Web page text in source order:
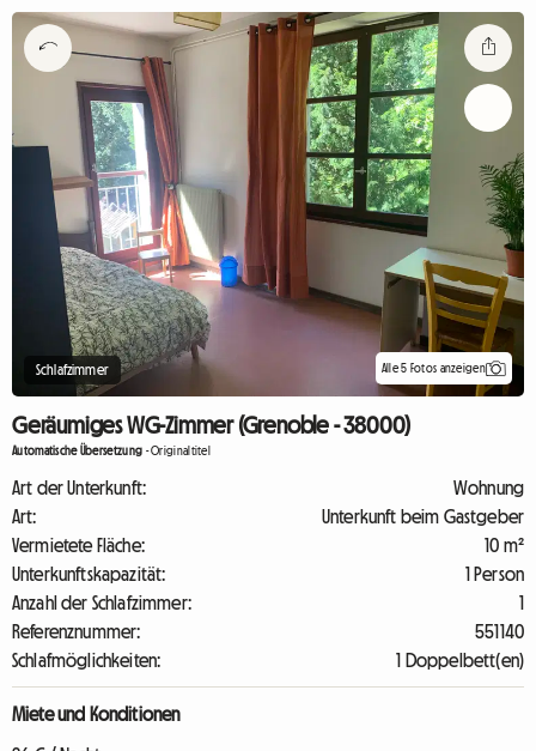
Schlafzimmer Alle 5 Fotos anzeigen
Geräumiges WG-Zimmer (Grenoble - 38000)
Automatische Übersetzung -Originaltitel
Art der Unterkunft:
Wohnung
Art:
Unterkunft beim Gastgeber
Vermietete Fläche:
10 m²
Unterkunftskapazität:
1 Person
Anzahl der Schlafzimmer:
1
Referenznummer:
551140
Schlafmöglichkeiten:
1 Doppelbett(en)
Miete und Konditionen